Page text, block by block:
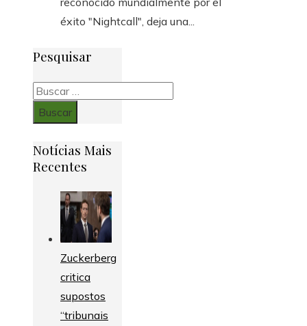
éxito "Nightcall", deja una...
Pesquisar
Buscar:
Notícias Mais
Recentes
Zuckerberg
critica
supostos
“tribunais